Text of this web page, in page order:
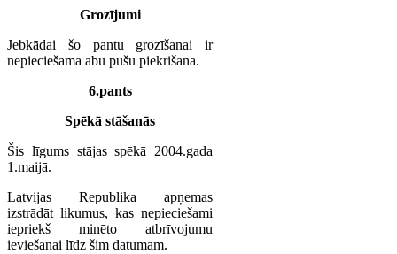
Grozījumi
Jebkādai šo pantu grozīšanai ir
nepieciešama abu pušu piekrišana.
6.pants
Spēkā stāšanās
Šis līgums stājas spēkā 2004.gada
1.maijā.
Latvijas Republika apņemas
izstrādāt likumus, kas nepieciešami
iepriekš minēto atbrīvojumu
ieviešanai līdz šim datumam.